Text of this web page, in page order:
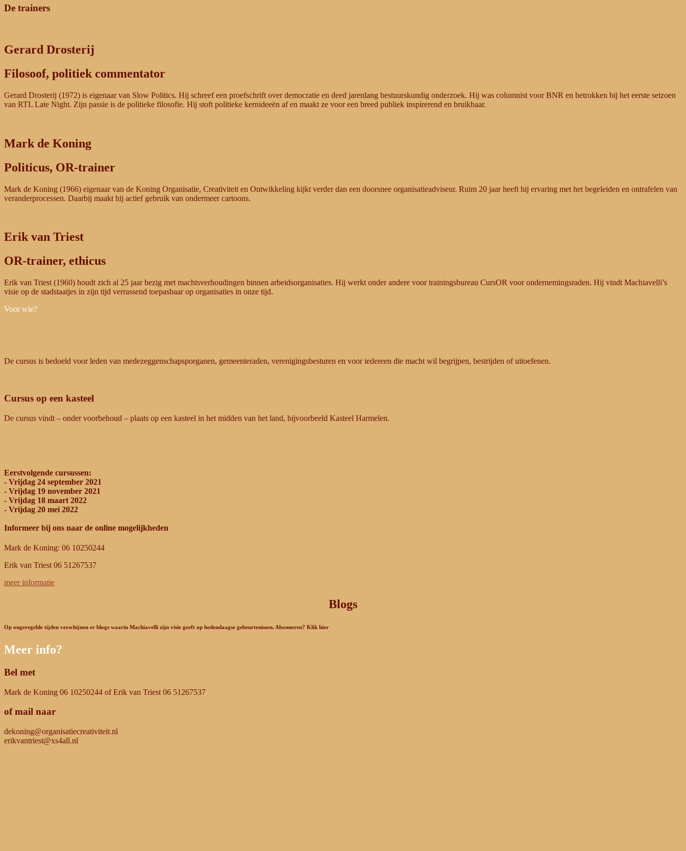
De trainers
Gerard Drosterij
Filosoof, politiek commentator
Gerard Drosterij (1972) is eigenaar van Slow Politics. Hij schreef een proefschrift over democratie en deed jarenlang bestuurskundig onderzoek. Hij was columnist voor BNR en betrokken bij het eerste seizoen
van RTL Late Night. Zijn passie is de politieke filosofie. Hij stoft politieke kernideeën af en maakt ze voor een breed publiek inspirerend en bruikbaar.
Mark de Koning
Politicus, OR-trainer
Mark de Koning (1966) eigenaar van de Koning Organisatie, Creativiteit en Ontwikkeling kijkt verder dan een doorsnee organisatieadviseur. Ruim 20 jaar heeft hij ervaring met het begeleiden en ontrafelen van
veranderprocessen. Daarbij maakt hij actief gebruik van ondermeer cartoons.
Erik van Triest
OR-trainer, ethicus
Erik van Triest (1960) houdt zich al 25 jaar bezig met machtsverhoudingen binnen arbeidsorganisaties. Hij werkt onder andere voor trainingsbureau CursOR voor ondernemingsraden. Hij vindt Machiavelli’s
visie op de stadstaatjes in zijn tijd verrassend toepasbaar op organisaties in onze tijd.
Voor wie?
De cursus is bedoeld voor leden van medezeggenschapsporganen, gemeenteraden, verenigingsbesturen en voor iedereen die macht wil begrijpen, bestrijden of uitoefenen.
Cursus op een kasteel
De cursus vindt – onder voorbehoud – plaats op een kasteel in het midden van het land, bijvoorbeeld Kasteel Harmelen.
Eerstvolgende cursussen:
- Vrijdag 24 september 2021
- Vrijdag 19 november 2021
- Vrijdag 18 maart 2022
- Vrijdag 20 mei 2022
Informeer bij ons naar de online mogelijkheden
Mark de Koning: 06 10250244
Erik van Triest 06 51267537
meer informatie
Blogs
Op ongeregelde tijden verschijnen er blogs waarin Machiavelli zijn visie geeft op hedendaagse gebeurtenissen. Abonneren? Klik hier
Meer info?
Bel met
Mark de Koning 06 10250244 of Erik van Triest 06 51267537
of mail naar
dekoning@organisatiecreativiteit.nl
erikvantriest@xs4all.nl